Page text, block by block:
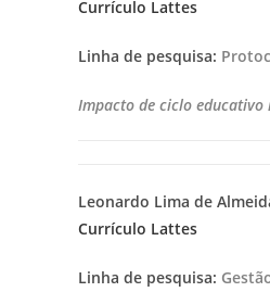
Currículo Lattes
Linha de pesquisa:
Impacto de ciclo educativo
Leonardo Lima de
Currículo Lattes
Linha de pesquisa: